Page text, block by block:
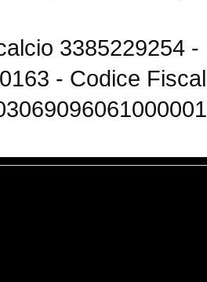
3385229254
- Codice